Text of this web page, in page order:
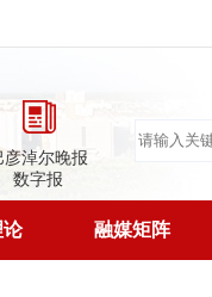
彦淖尔晚报
数字报
论 融媒矩阵